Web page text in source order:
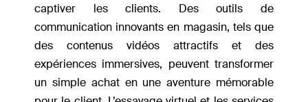
captiver les clients. Des outils de
communication innovants en magasin, tels que
des contenus vidéos attractifs et des
expériences immersives, peuvent transformer
un simple achat en une aventure mémorable